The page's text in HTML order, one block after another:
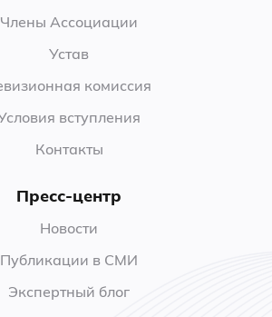
Члены Ассоциации
Устав
комиссия
вступления
Контакты
Пресс-центр
Новости
Публикации в СМИ
Экспертный блог